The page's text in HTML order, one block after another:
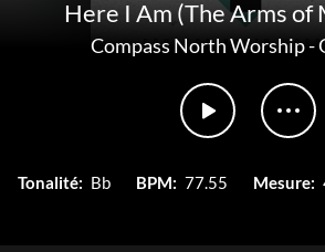
Here I Am (The Arms of
Compass North Worship-
Tonalité: Bb BPM: 77.55 Mesure: